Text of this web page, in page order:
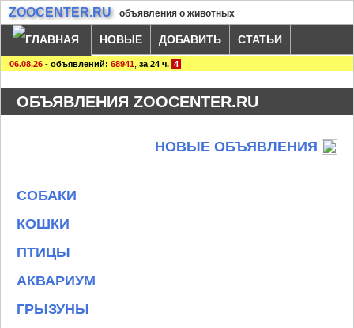
ZOOCENTER.RU объявления о животных
НОВЫЕ ДОБАВИТЬ СТАТЬИ
06.08.26 - объявлений: 68941 за 24 ч. 4
ОБЪЯВЛЕНИЯ ZOOCENTER.RU
НОВЫЕ ОБЪЯВЛЕНИЯ
СОБАКИ
КОШКИ
ПТИЦЫ
АКВАРИУМ
ГРЫЗУНЫ